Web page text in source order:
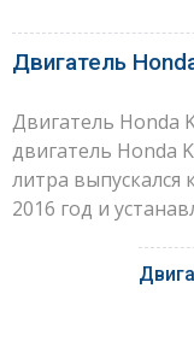
Двигатель
Двигатель Honda
двигатель Honda
литра выпускался
2016 год и